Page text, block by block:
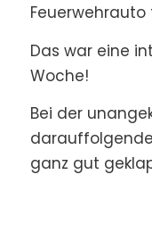
Feuerwehrauto
Das war eine
Woche!
Bei der
ganz gut